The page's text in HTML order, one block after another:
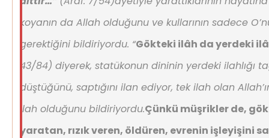
koyanın da Allah olduğunu ve kullarının sadece
gerektiğini bildiriyordu. “Gökteki ilâh da yerdeki
43/84) diyerek, statükonun dininin yerdeki ilahlığı
düştüğünü, saptığını ilan ediyor, tek ilah olan
ilah olduğunu bildiriyordu.Çünkü müşrikler de,
yaratan, rızık veren, öldüren, evrenin işleyişini